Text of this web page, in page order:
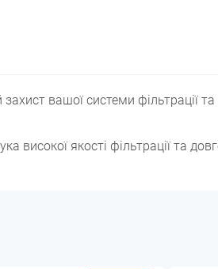
вашої системи фільтрації та
високої якості фільтрації та